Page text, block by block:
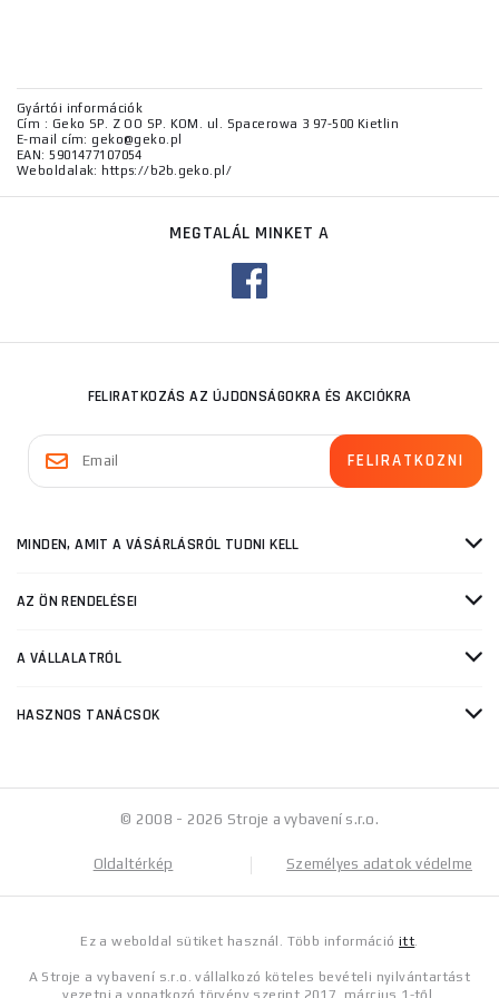
Gyártói információk
Cím : Geko SP. Z OO SP. KOM. ul. Spacerowa 3 97-500 Kietlin
E-mail cím: geko@geko.pl
EAN: 5901477107054
Weboldalak: https://b2b.geko.pl/
MEGTALÁL MINKET A
FELIRATKOZÁS AZ ÚJDONSÁGOKRA ÉS AKCIÓKRA
MINDEN, AMIT A VÁSÁRLÁSRÓL TUDNI KELL
AZ ÖN RENDELÉSEI
A VÁLLALATRÓL
HASZNOS TANÁCSOK
© 2008 - 2026 Stroje a vybavení s.r.o.
Oldaltérkép Személyes adatok védelme
Ez a weboldal sütiket használ. Több információitt.
A Stroje a vybavení s.r.o. vállalkozó köteles bevételi nyilvántartást
vezetni a vonatkozó törvény szerint 2017. március 1-től.